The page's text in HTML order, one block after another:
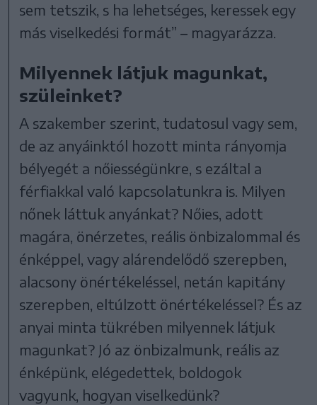
sem tetszik, s ha lehetséges, keressek egy
más viselkedési formát” – magyarázza.
Milyennek látjuk magunkat,
szüleinket?
A szakember szerint, tudatosul vagy sem,
de az anyáinktól hozott minta rányomja
bélyegét a nőiességünkre, s ezáltal a
férfiakkal való kapcsolatunkra is. Milyen
nőnek láttuk anyánkat? Nőies, adott
magára, önérzetes, reális önbizalommal és
énképpel, vagy alárendelődő szerepben,
alacsony önértékeléssel, netán kapitány
szerepben, eltúlzott önértékeléssel? És az
anyai minta tükrében milyennek látjuk
magunkat? Jó az önbizalmunk, reális az
énképünk, elégedettek, boldogok
vagyunk, hogyan viselkedünk?